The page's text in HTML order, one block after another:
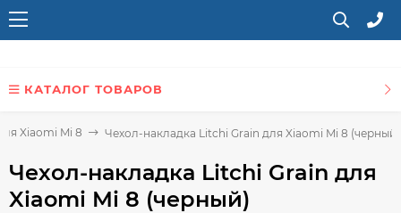
КАТАЛОГ ТОВАРОВ
Xiaomi Mi 8 Чехол-накладка Litchi Grain для Xiaomi Mi 8 (черный)
Чехол-накладка Litchi Grain для
Xiaomi Mi 8 (черный)